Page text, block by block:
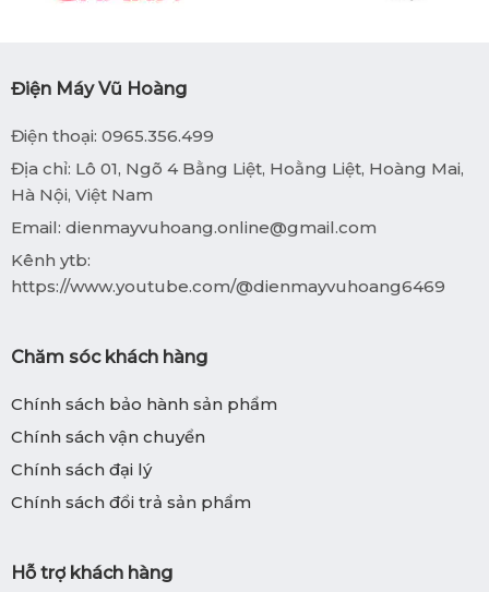
Điện Máy Vũ Hoàng
Điện thoại: 0965.356.499
Địa chỉ: Lô 01, Ngõ 4 Bằng Liệt, Hoằng Liệt, Hoàng Mai,
Hà Nội, Việt Nam
Email: dienmayvuhoang.online@gmail.com
Kênh ytb:
https://www.youtube.com/@dienmayvuhoang6469
Chăm sóc khách hàng
Chính sách bảo hành sản phẩm
Chính sách vận chuyển
Chính sách đại lý
Chính sách đổi trả sản phẩm
Hỗ trợ khách hàng